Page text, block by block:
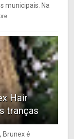
municipais. Na
Hair
tranças
Brunex é